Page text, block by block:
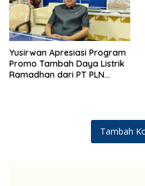
Yusirwan Apresiasi Program
Promo Tambah Daya Listrik
Ramadhan dari PT PLN
Tambah